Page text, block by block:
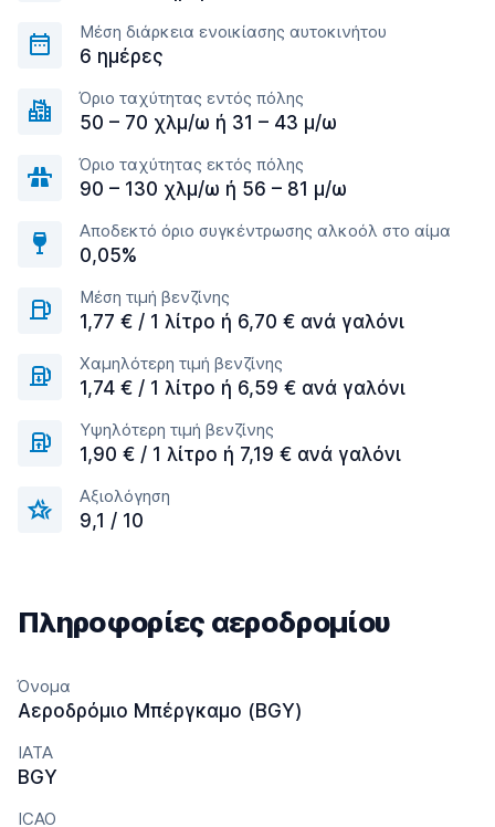
Μέση διάρκεια ενοικίασης αυτοκινήτου
6 ημέρες
Όριο ταχύτητας εντός πόλης
50 – 70 χλμ/ω ή 31 – 43 μ/ω
Όριο ταχύτητας εκτός πόλης
90 – 130 χλμ/ω ή 56 – 81 μ/ω
Αποδεκτό όριο συγκέντρωσης αλκοόλ στο αίμα
0,05%
Μέση τιμή βενζίνης
1,77 € / 1 λίτρο ή 6,70 € ανά γαλόνι
Χαμηλότερη τιμή βενζίνης
1,74 € / 1 λίτρο ή 6,59 € ανά γαλόνι
Υψηλότερη τιμή βενζίνης
1,90 € / 1 λίτρο ή 7,19 € ανά γαλόνι
Αξιολόγηση
9,1 / 10
Πληροφορίες αεροδρομίου
Όνομα
Αεροδρόμιο Μπέργκαμο (BGY)
IATA
BGY
ICAO